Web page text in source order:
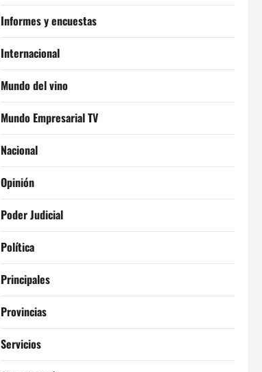
Informes y encuestas
Internacional
Mundo del vino
Mundo Empresarial TV
Nacional
Opinión
Poder Judicial
Política
Principales
Provincias
Servicios